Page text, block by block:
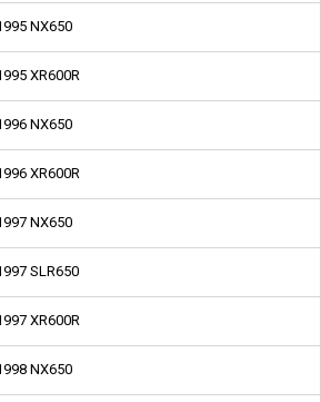
NX650
XR600R
NX650
XR600R
NX650
SLR650
XR600R
NX650